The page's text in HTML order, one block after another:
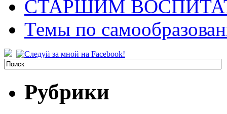
СТАРШИМ
Темы по
Рубрики